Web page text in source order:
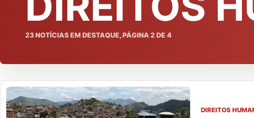
23NOTÍCIAS EM DESTAQUE, PÁGINA 2DE 4
DIREITOS